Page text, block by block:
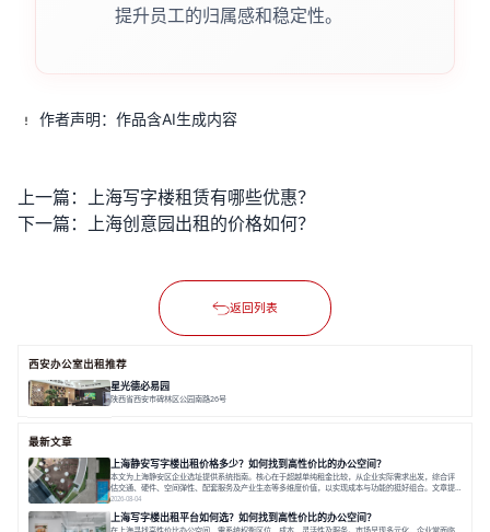
提升员工的归属感和稳定性。
作者声明：作品含AI生成内容
上一篇： 上海写字楼租赁有哪些优惠？
下一篇： 上海创意园出租的价格如何？
返回列表
西安办公室出租推荐
星光德必易园
陕西省西安市碑林区公园南路26号
最新文章
上海静安写字楼出租价格多少？如何找到高性价比的办公空间？
本文为上海静安区企业选址提供系统指南。核心在于超越单纯租金比较，从企业实际需求出发，综合评
估交通、硬件、空间弹性、配套服务及产业生态等多维度价值，以实现成本与功能的挺好组合。文章提
出打破固定工位思维，采用精装灵活空间与共享配套以提升性价比，并通过不同规模企业的实际案例加
以说明。之后指出，专业运营服务商提供的稳定环境、社群活动与产业集聚等增值服务，是很大化空间
价值、助力企业成长的关键。对于许多在
2026-08-04
上海写字楼出租平台如何选？如何找到高性价比的办公空间？
在上海寻找高性价比办公空间，需系统权衡区位、成本、灵活性及服务。市场呈现多元化，企业常面临